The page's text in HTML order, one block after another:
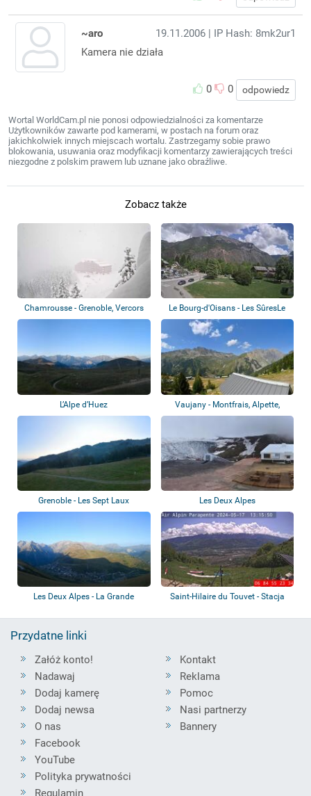
19.11.2006 | IP Hash: 8mk2ur1
~aro
Kamera nie działa
0 0 odpowiedz
Wortal WorldCam.pl nie ponosi odpowiedzialności za komentarze
Użytkowników zawarte pod kamerami, w postach na forum oraz
jakichkolwiek innych miejscach wortalu. Zastrzegamy sobie prawo
blokowania, usuwania oraz modyfikacji komentarzy zawierających treści
niezgodne z polskim prawem lub uznane jako obraźliwe.
Zobacz także
Chamrousse - Grenoble, Vercors
Le Bourg-d'Oisans - Les SûresLe
Bourg-d'...
L’Alpe d’Huez
Vaujany - Montfrais, Alpette,
Dôme des R...
Grenoble - Les Sept Laux Les Deux Alpes
Les Deux Alpes - La Grande
Saint-Hilaire du Touvet - Stacja
Przydatne linki
Załóż konto!
Nadawaj
Dodaj kamerę
Dodaj newsa
O nas
Kontakt
Reklama
Pomoc
Nasi partnerzy
Bannery
Facebook
YouTube
Polityka prywatności
Regulamin